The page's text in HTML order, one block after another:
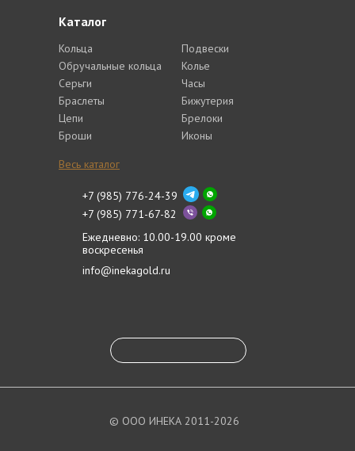
Каталог
Кольца
Обручальные кольца
Серьги
Браслеты
Цепи
Броши
Подвески
Колье
Часы
Бижутерия
Брелоки
Иконы
Весь каталог
+7 (985) 776-24-39
+7 (985) 771-67-82
Ежедневно: 10.00-19.00 кроме
воскресенья
info@inekagold.ru
© ООО ИНЕКА 2011-2026